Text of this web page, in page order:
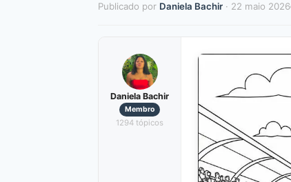
Publicado por Daniela Bachir · 22 maio 2026
Daniela Bachir
Membro
1294 tópicos